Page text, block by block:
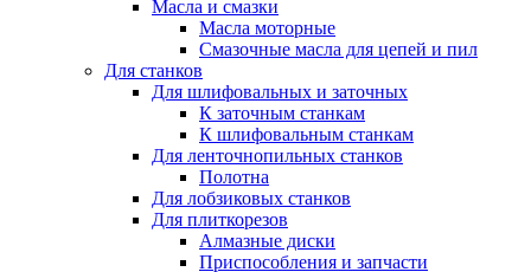
Масла и смазки
Масла моторные
Смазочные масла для цепей и пил
Для станков
Для шлифовальных и заточных
К заточным станкам
К шлифовальным станкам
Для ленточнопильных станков
Полотна
Для лобзиковых станков
Для плиткорезов
Алмазные диски
Приспособления и запчасти